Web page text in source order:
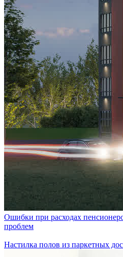
Ошибки при расходах
проблем
Настилка полов из паркетных